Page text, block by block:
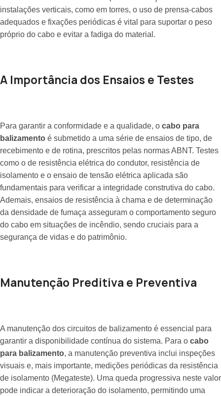
instalações verticais, como em torres, o uso de prensa-cabos
adequados e fixações periódicas é vital para suportar o peso
próprio do cabo e evitar a fadiga do material.
A Importância dos Ensaios e Testes
Para garantir a conformidade e a qualidade, o cabo para
balizamento é submetido a uma série de ensaios de tipo, de
recebimento e de rotina, prescritos pelas normas ABNT. Testes
como o de resistência elétrica do condutor, resistência de
isolamento e o ensaio de tensão elétrica aplicada são
fundamentais para verificar a integridade construtiva do cabo.
Ademais, ensaios de resistência à chama e de determinação
da densidade de fumaça asseguram o comportamento seguro
do cabo em situações de incêndio, sendo cruciais para a
segurança de vidas e do patrimônio.
Manutenção Preditiva e Preventiva
A manutenção dos circuitos de balizamento é essencial para
garantir a disponibilidade contínua do sistema. Para o cabo
para balizamento, a manutenção preventiva inclui inspeções
visuais e, mais importante, medições periódicas da resistência
de isolamento (Megateste). Uma queda progressiva neste valor
pode indicar a deterioração do isolamento, permitindo uma